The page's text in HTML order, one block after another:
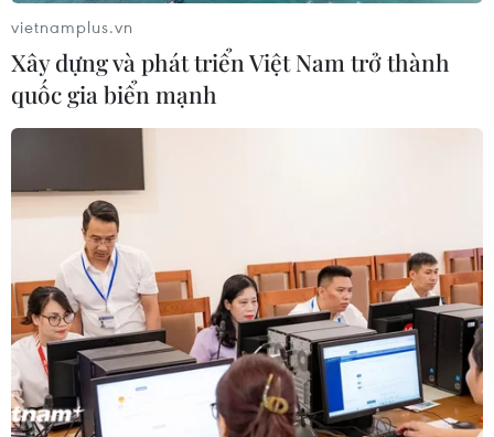
#Dịch covid-19
#mở lại đường bay nội địa
#thí điểm mở đường bay nội địa
#xét nghiệm SARS-CoV-2
#tiêm đủ liều vaccine phòng COVID-19
TP. Đà Nẵng
Kiên Giang
Tp. Hồ Chí Minh Thanh Hóa
Theo dõi VietnamPlus
vietnamplus.vn
Xây dựng và phát triển Việt Nam trở thành
quốc gia biển mạnh